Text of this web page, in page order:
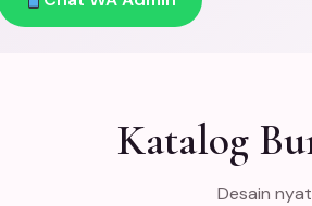
Katalog
Desain